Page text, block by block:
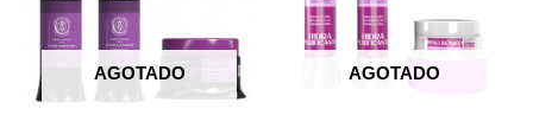
AGOTADO AGOTADO